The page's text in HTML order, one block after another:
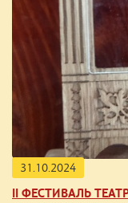
31.10.2024
II ФЕСТИВАЛЬ